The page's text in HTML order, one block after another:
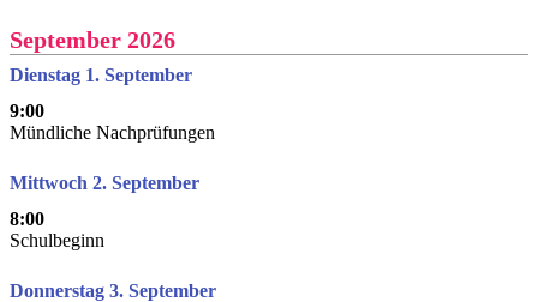
September 2026
Dienstag 1. September
9:00
Mündliche Nachprüfungen
Mittwoch 2. September
8:00
Schulbeginn
Donnerstag 3. September